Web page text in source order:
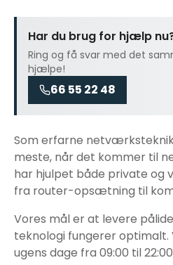
Har du brug for hjælp
Ring og få svar med det
hjælpe!
66 55 22 48
Som erfarne
meste, når det kommer til
har hjulpet både private og
fra router-opsætning til
Vores mål er at levere
teknologi fungerer
ugens dage fra 09:00 til